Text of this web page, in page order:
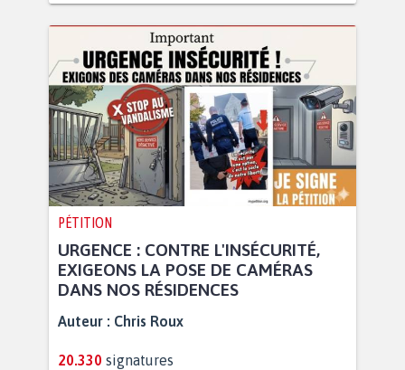
PÉTITION
URGENCE : CONTRE L'INSÉCURITÉ,
EXIGEONS LA POSE DE CAMÉRAS
DANS NOS RÉSIDENCES
Auteur : Chris Roux
20.330 signatures